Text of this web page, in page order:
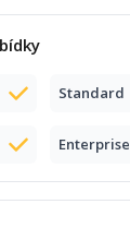
Standard
Enterprise